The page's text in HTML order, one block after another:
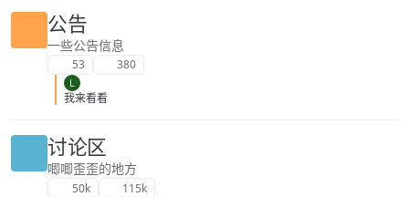
公告
一些公告信息
53 380
L
我来看看
讨论区
唧唧歪歪的地方
50k 115k